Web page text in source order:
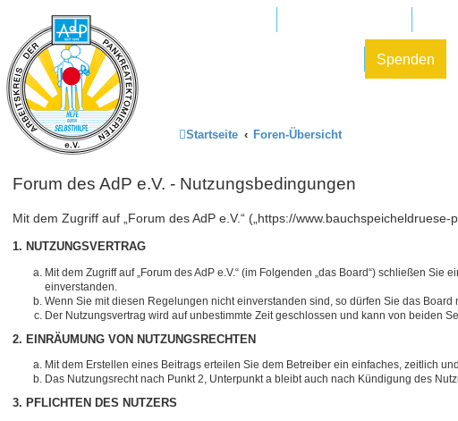
Spenden
Startseite Foren-Übersicht
Forum des AdP e.V. - Nutzungsbedingungen
Mit dem Zugriff auf „Forum des AdP e.V.“ („https://
1. NUTZUNGSVERTRAG
Mit dem Zugriff auf „Forum des AdP e.V.“ (im Folgenden „das Board“) schließen
einverstanden.
Wenn Sie mit diesen Regelungen nicht einverstanden sind, so dürfen Sie das
Der Nutzungsvertrag wird auf unbestimmte Zeit geschlossen und kann von beiden
2. EINRÄUMUNG VON NUTZUNGSRECHTEN
Mit dem Erstellen eines Beitrags erteilen Sie dem Betreiber ein einfaches, zeitlich
Das Nutzungsrecht nach Punkt 2, Unterpunkt a bleibt auch nach Kündigung des
3. PFLICHTEN DES NUTZERS